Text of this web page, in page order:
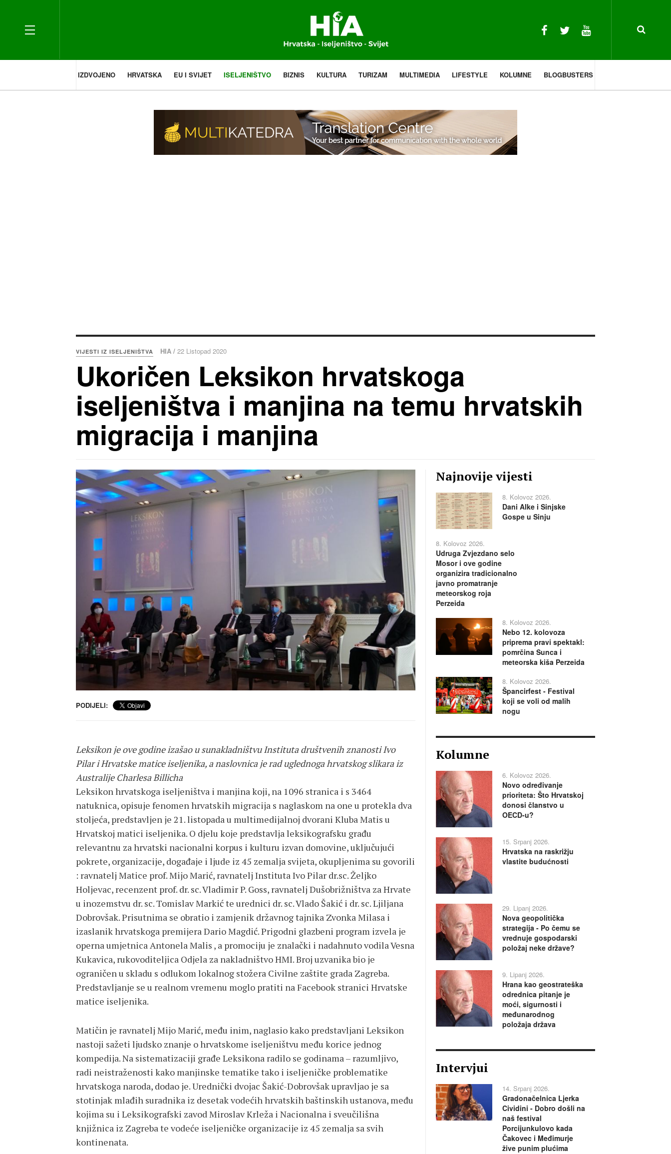
IZDVOJENO HRVATSKA EU I SVIJET ISELJENIŠTVO BIZNIS KULTURA TURIZAM MULTIMEDIA LIFESTYLE KOLUMNE BLOGBUSTERS
VIJESTI IZ ISELJENIŠTVA HIA / 22 Listopad 2020
Ukoričen Leksikon hrvatskoga
iseljeništva i manjina na temu hrvatskih
migracija i manjina
PODIJELI:
Leksikon je ove godine izašao u sunakladništvu Instituta društvenih znanosti Ivo
Pilar i Hrvatske matice iseljenika, a naslovnica je rad uglednoga hrvatskog slikara iz
Australije Charlesa Billicha
Leksikon hrvatskoga iseljeništva i manjina koji, na 1096 stranica i s 3464
natuknica, opisuje fenomen hrvatskih migracija s naglaskom na one u protekla dva
stoljeća, predstavljen je 21. listopada u multimedijalnoj dvorani Kluba Matis u
Hrvatskoj matici iseljenika. O djelu koje predstavlja leksikografsku građu
relevantnu za hrvatski nacionalni korpus i kulturu izvan domovine, uključujući
pokrete, organizacije, događaje i ljude iz 45 zemalja svijeta, okupljenima su govorili
: ravnatelj Matice prof. Mijo Marić, ravnatelj Instituta Ivo Pilar dr.sc. Željko
Holjevac, recenzent prof. dr. sc. Vladimir P. Goss, ravnatelj Dušobrižništva za Hrvate
u inozemstvu dr. sc. Tomislav Markić te urednici dr. sc. Vlado Šakić i dr. sc. Ljiljana
Dobrovšak. Prisutnima se obratio i zamjenik državnog tajnika Zvonka Milasa i
izaslanik hrvatskoga premijera Dario Magdić. Prigodni glazbeni program izvela je
operna umjetnica Antonela Malis , a promociju je znalački i nadahnuto vodila Vesna
Kukavica, rukovoditeljica Odjela za nakladništvo HMI. Broj uzvanika bio je
ograničen u skladu s odlukom lokalnog stožera Civilne zaštite grada Zagreba.
Predstavljanje se u realnom vremenu moglo pratiti na Facebook stranici Hrvatske
matice iseljenika.
Matičin je ravnatelj Mijo Marić, među inim, naglasio kako predstavljani Leksikon
nastoji sažeti ljudsko znanje o hrvatskome iseljeništvu među korice jednog
kompedija. Na sistematizaciji građe Leksikona radilo se godinama – razumljivo,
radi neistraženosti kako manjinske tematike tako i iseljeničke problematike
hrvatskoga naroda, dodao je. Urednički dvojac Šakić-Dobrovšak upravljao je sa
stotinjak mlađih suradnika iz desetak vodećih hrvatskih baštinskih ustanova, među
kojima su i Leksikografski zavod Miroslav Krleža i Nacionalna i sveučilišna
knjižnica iz Zagreba te vodeće iseljeničke organizacije iz 45 zemalja sa svih
kontinenata.
Najnovije vijesti
8. Kolovoz 2026.
Dani Alke i Sinjske
Gospe u Sinju
8. Kolovoz 2026.
Udruga Zvjezdano selo
Mosor i ove godine
organizira tradicionalno
javno promatranje
meteorskog roja
Perzeida
8. Kolovoz 2026.
Nebo 12. kolovoza
priprema pravi spektakl:
pomrčina Sunca i
meteorska kiša Perzeida
8. Kolovoz 2026.
Špancirfest - Festival
koji se voli od malih
nogu
Kolumne
6. Kolovoz 2026.
Novo određivanje
prioriteta: Što Hrvatskoj
donosi članstvo u
OECD-u?
15. Srpanj 2026.
Hrvatska na raskrižju
vlastite budućnosti
29. Lipanj 2026.
Nova geopolitička
strategija - Po čemu se
vrednuje gospodarski
položaj neke države?
9. Lipanj 2026.
Hrana kao geostrateška
odrednica pitanje je
moći, sigurnosti i
međunarodnog
položaja država
Intervjui
14. Srpanj 2026.
Gradonačelnica Ljerka
Cividini - Dobro došli na
naš festival
Porcijunkulovo kada
Čakovec i Međimurje
žive punim plućima